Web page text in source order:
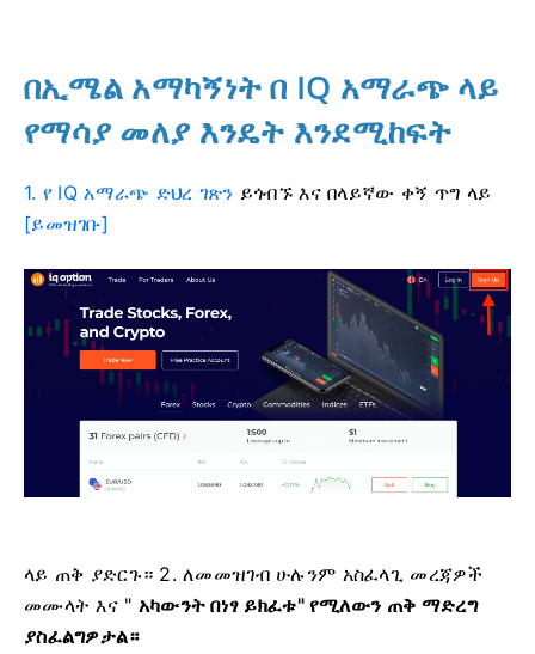
በኢሜል አማካኝነት በ IQ አማራጭ ላይ
የማሳያ መለያ እንዴት እንደሚከፍት
1. የ IQ አማራጭ ድህረ ገጽን ይጎብኙእናበላይኛው ቀኝ ጥግ ላይ
[ይመዝገቡ]
ላይ ጠቅ ያድርጉ። 2. ለመመዝገብ ሁሉንም አስፈላጊ መረጃዎች
መሙላት እና " አካውንት በነፃ ይክፈቱ" የሚለውን ጠቅ ማድረግ
ያስፈልግዎታል።